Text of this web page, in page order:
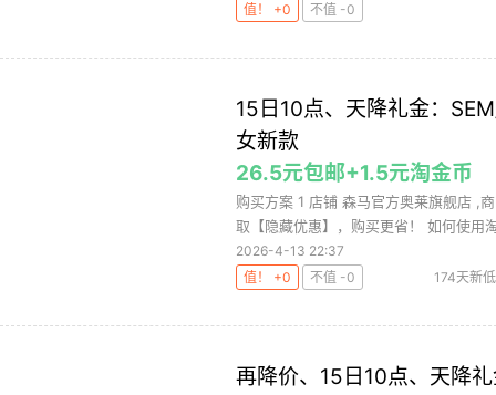
值！ +0
不值 -0
15日10点、天降礼金：
女新款
26.5元包邮+1.5元淘金币
购买方案 1 店铺 森马官方奥莱旗舰店 ,
取【隐藏优惠】，购买更省！ 如何使用
2026-4-13 22:37
值！ +0
不值 -0 174天新低
再降价、15日10点、天降